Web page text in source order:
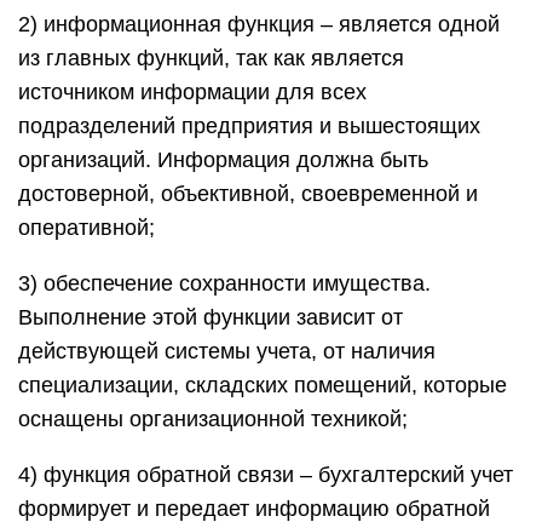
2) информационная функция – является одной
из главных функций, так как является
источником информации для всех
подразделений предприятия и вышестоящих
организаций. Информация должна быть
достоверной, объективной, своевременной и
оперативной;
3) обеспечение сохранности имущества.
Выполнение этой функции зависит от
действующей системы учета, от наличия
специализации, складских помещений, которые
оснащены организационной техникой;
4) функция обратной связи – бухгалтерский учет
формирует и передает информацию обратной